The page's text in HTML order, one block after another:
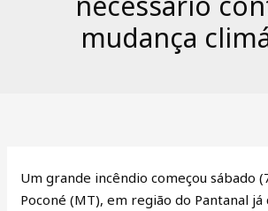
mudança
Um grande incêndio começou sábado
Poconé (MT), em região do Pantanal já